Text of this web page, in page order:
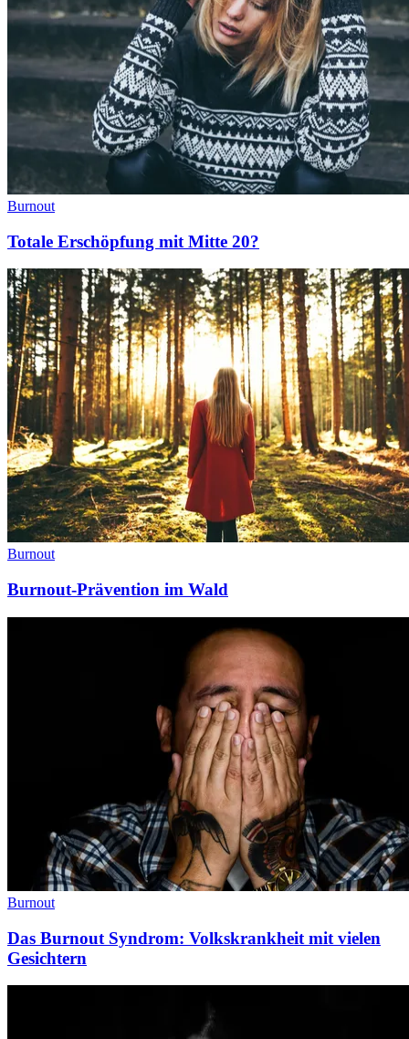
Burnout
Totale Erschöpfung mit Mitte 20?
Burnout
Burnout-Prävention im Wald
Burnout
Das Burnout Syndrom: Volkskrankheit mit vielen
Gesichtern